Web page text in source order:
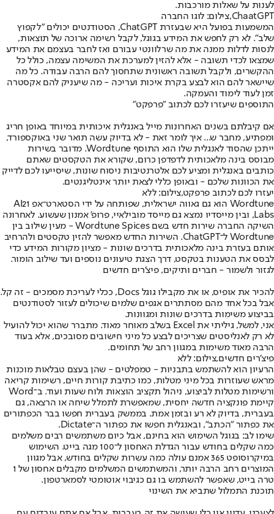
לענות על שאלות מורכבות.
ChaatGPT,צילום: לוגו החברה
המשמעות בפועל היא שבעזרת ChatGPT, הסטודנטים יכולים "לקפוץ
שלב". לא רק לחפש את המידע בגוגל, לקבל רשימה ארוכה של תוצאות,
לנסות לדלות ממנה את מה שרלוונטי עבורם ואז לחבר בעצמם את המידע
שמצאו לכדי תשובה - אלא להזין למערכת את המשימה עצמה, כולל כל
ההקשרים, ולקבל תשובה ראשונית שתחסוך להם הרבה עבודה. כל מה
שיישאר להם הוא לבצע בקרת איכות ועריכה - מה שיעניק להם אקסטרה
זמן לעוד לימוד והעמקה.
התוספים שיעזרו לכם לכתוב "פרפקט"
אם קיבלתם בשנים האחרונות מייל באנגלית איכותית במיוחד באופן חריג
ומפתיע, מחבר ש... איך לומר זאת - לא בדיוק עשה תואר שני באוקספורד,
ייתכן שהסוד לאנגלית שלו הוא התוסף Wordtune. מדובר בשירות
מבוסס בינה מלאכותית לדפדפן כרום, שקורא את הטקסטים שאתם
כותבים באנגלית ומציע לכם אלטרנטיבות ניסוח שונות, שיסייעו לכם לדייק
את הכוונות שלכם - ובאופן כללי לצאת יותר אינטליגנטים.
יעזרו לכם לכתוב פרפקט,צילום: ללא
Wordtune הוא גם גאווה ישראלית, שפותחה על ידי הסטארט־אפ AI21
Labs, ובין מייסדיו נמצא גם מייסד מובילאיי, פרופ' אמנון שעשוע. לאחרונה
השיקה החברה שירות חדש בשם Wordtune Spices - מעין שילוב בין
Wordtune ל־ChatGPT. השירות החדש מאפשר להזין טקסטים ולהרחיב
אותם בעזרת בינה מלאכותית בדרכים שונות - מציון מקורות המידע כדי
לבסס את הטענות בטקסט, דרך הצגת טיעונים נוספים ועד שילוב הומור.
לגזור ולשמור - חברים ותיקים, פיצ'רים חדשים
להכיר את אופיס, או את מקבילו גוגל Docs, ככלי לעריכת מסמכים - זה קל.
אבל בכל אחד מהם מסתתרים אגפים שלמים שיכולים לעזור לסטודנטים
בביצוע משימות בדרכים שונות ומגוונות.
אני, למשל, גיליתי את Excel בשלב מאוחר מאוד. מתברר שהוא יכול להועיל
לא רק לאנליסטים שצריכים לבצע כל מיני חישובים מסובכים, אלא בעוד
הרבה מאוד משימות במגוון רחב של תחומים.
פיצ'רים חדשים,צילום: ללא
הרעיון הוא להשתמש בתבניות - טמפלטים - שהן בעצם טבלאות מוכנות
מראש שעוזרות בכל מיני מטלות, כמו כתיבת קורות חיים, רשימות קריאה
ורשימות מטלות לביצוע, ניהול תקציב הוצאות ולוח שעות ועוד. ב־Word
קיימת פונקציה חדשה יחסית, שמאפשרת לתמלל שיחה או הרצאה, גם
בעברית, בדיוק לא רע ובזמן אמת. בממשק בעברית חפשו בבר הכפתורים
את כפתור "הכתב", ובאנגלית חפשו את כפתור ה־Dictate.
שימו לב: בגוגל השימוש הוא בחינם, אבל כיום משתמשים רבים משלמים
כמה שקלים בחודש עבור הגדלת האחסון ל־100 מגה בייט. השימוש
במיקרוסופט 365 אמנם עולה כמה עשרות שקלים בחודש, אבל מגוון
המוצרים רחב הרבה יותר, והמשתמשים המשלמים מקבלים אחסון של 1
טרה בייט, שאפשר להשתמש בו גם כגיבוי אוטומטי לסמארטפון.
תוכנת התמלול שתביא את השינוי